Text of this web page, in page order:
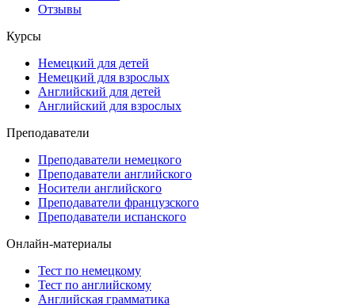
Отзывы
Курсы
Немецкий для детей
Немецкий для взрослых
Английский для детей
Английский для взрослых
Преподаватели
Преподаватели немецкого
Преподаватели английского
Носители английского
Преподаватели французского
Преподаватели испанского
Онлайн-материалы
Тест по немецкому
Тест по английскому
Английская грамматика